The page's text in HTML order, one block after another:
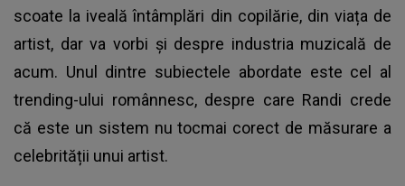
scoate la iveală întâmplări din copilărie, din viața de
artist, dar va vorbi și despre industria muzicală de
acum. Unul dintre subiectele abordate este cel al
trending-ului românnesc, despre care Randi crede
că este un sistem nu tocmai corect de măsurare a
celebrității unui artist.